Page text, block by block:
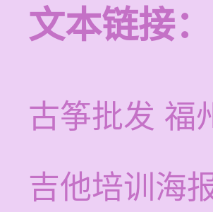
文本链接：
古筝批发 福
吉他培训海